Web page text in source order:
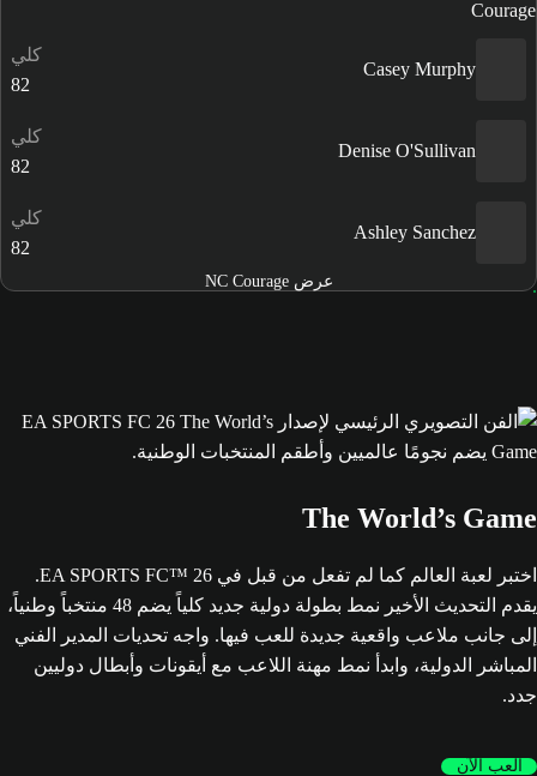
Casey Murphy
كلي
82
Denise O'Sullivan
كلي
82
Ashley Sanchez
كلي
82
عرض NC Courage
The World’s Game
اختبر لعبة العالم كما لم تفعل من قبل في EA SPORTS FC™ 26.
يقدم التحديث الأخير نمط بطولة دولية جديد كلياً يضم 48 منتخباً وطنياً،
إلى جانب ملاعب واقعية جديدة للعب فيها. واجه تحديات المدير الفني
المباشر الدولية، وابدأ نمط مهنة اللاعب مع أيقونات وأبطال دوليين
جدد.
العب الآن